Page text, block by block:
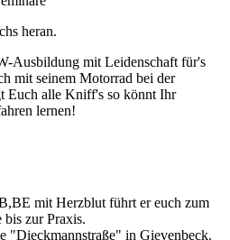
heran.
Ausbildung mit Leidenschaft für's
mit seinem Motorrad bei der
Euch alle Kniff's so könnt Ihr
lernen!
mit Herzblut führt er euch zum
bis zur Praxis.
"Dieckmannstraße" in Gievenbeck.